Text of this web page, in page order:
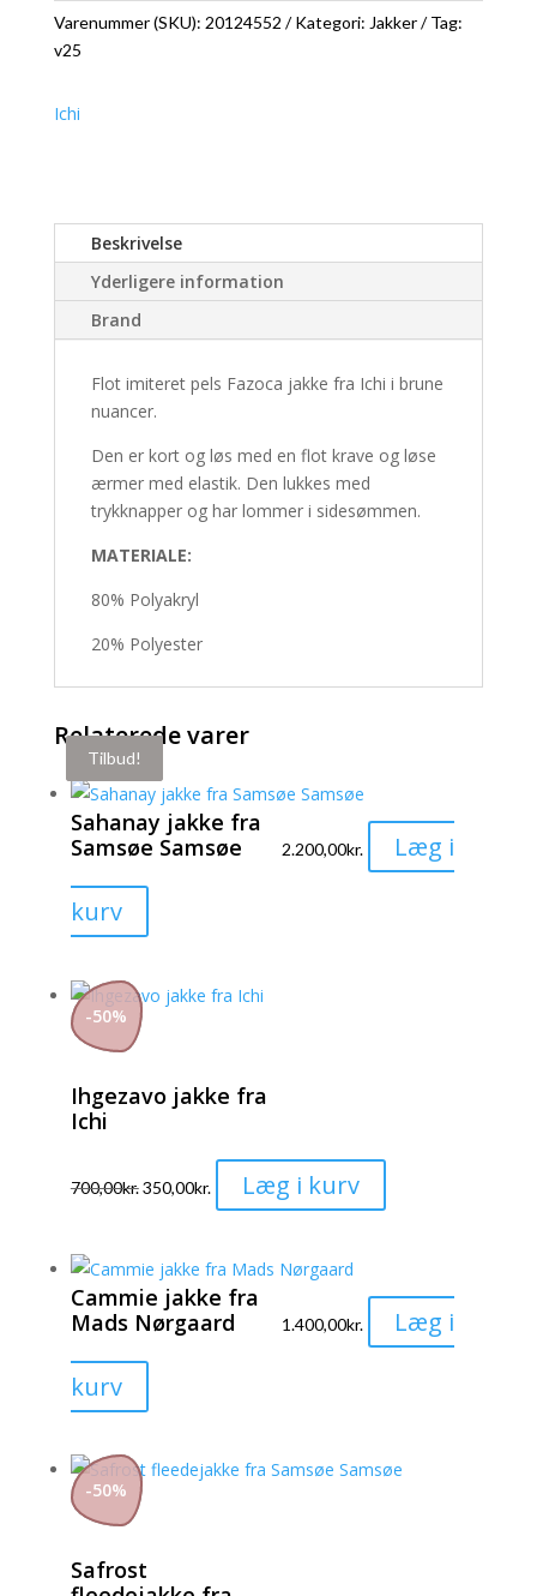
Varenummer (SKU): 20124552 Kategori: Jakker
Tag:
v25
Ichi
Beskrivelse
Yderligere information
Brand
Flot imiteret pels Fazoca jakke fra Ichi i brune
nuancer.
Den er kort og løs med en flot krave og løse
ærmer med elastik. Den lukkes med
trykknapper og har lommer i sidesømmen.
MATERIALE:
80% Polyakryl
20% Polyester
Relaterede varer
Sahanay jakke fra
Samsøe Samsøe
2.200,00kr.
Læg i
kurv
vare
flere
kan
varesiden
Tilbud!
-50%
Ihgezavo jakke fra
Ichi
700,00kr.350,00kr. Læg i kurv
vare
varianter.
Mulighederne
Cammie jakke fra
Mads Nørgaard
1.400,00kr.
Læg i
kurv
vare
flere
Tilbud!
-50%
Safrost